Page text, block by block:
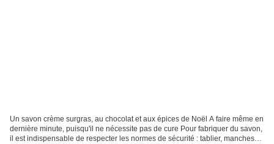
Un savon crème surgras, au chocolat et aux épices de Noël A faire même en
dernière minute, puisqu'il ne nécessite pas de cure Pour fabriquer du savon,
il est indispensable de respecter les normes de sécurité : tablier, manches